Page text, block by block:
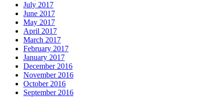
July 2017
June 2017
May 2017
April 2017
March 2017
February 2017
January 2017
December 2016
November 2016
October 2016
September 2016